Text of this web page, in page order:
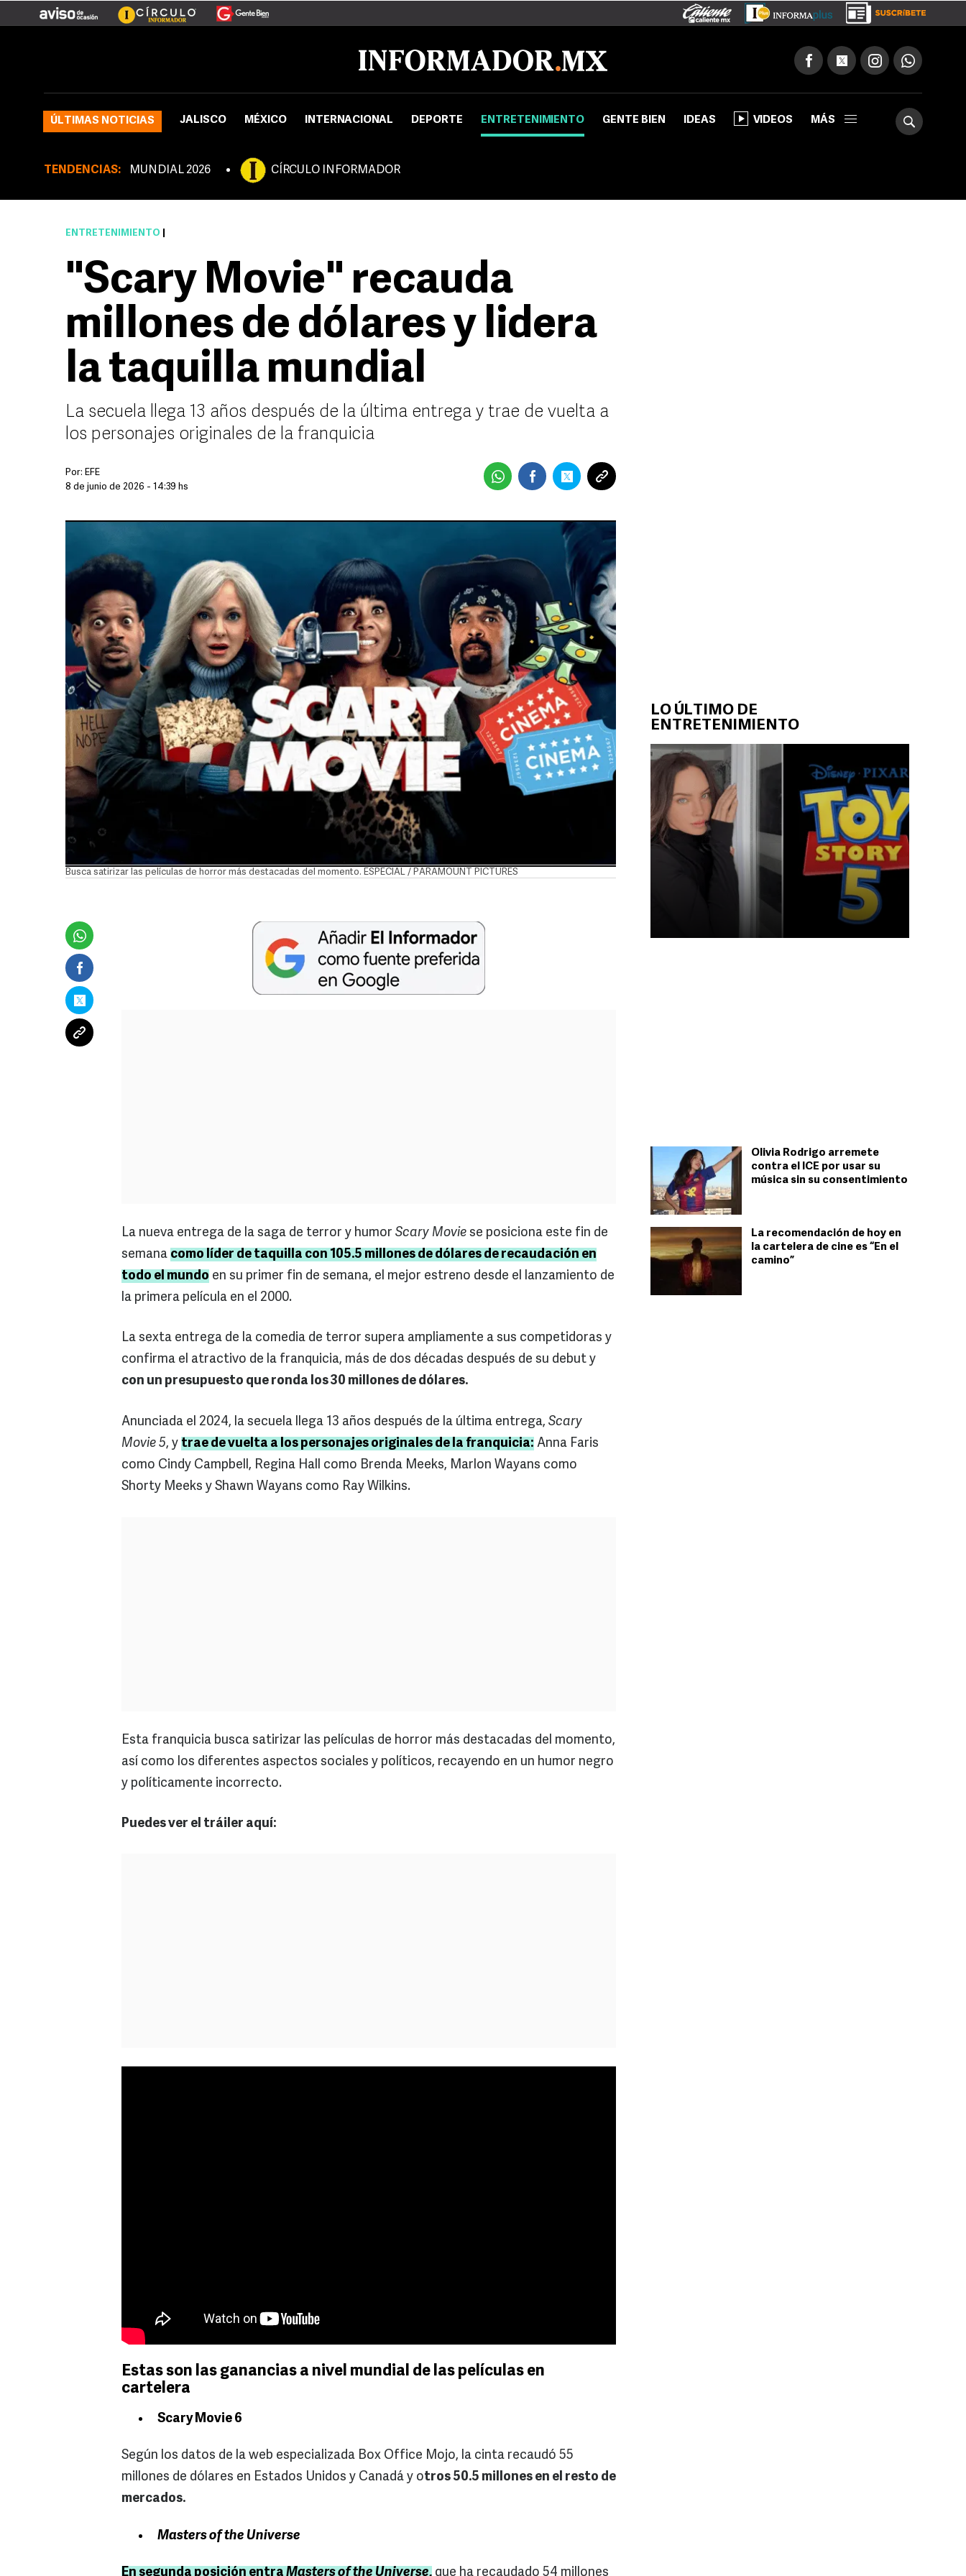
ÚLTIMAS NOTICIAS JALISCO MÉXICO INTERNACIONAL DEPORTE ENTRETENIMIENTO GENTE BIEN IDEAS VIDEOS MÁS
TENDENCIAS: MUNDIAL 2026 CÍRCULO INFORMADOR
LO ÚLTIMO DE
ENTRETENIMIENTO
Olivia Rodrigo arremete
contra el ICE por usar su
música sin su consentimiento
La recomendación de hoy en
la cartelera de cine es “En el
camino”
ENTRETENIMIENTO
"Scary Movie" recauda
millones de dólares y lidera
la taquilla mundial
La secuela llega 13 años después de la última entrega y trae de vuelta a
los personajes originales de la franquicia
Por: EFE
8 de junio de 2026 - 14:39 hs
Busca satirizar las películas de horror más destacadas del momento. ESPECIAL / PARAMOUNT PICTURES
La nueva entrega de la saga de terror y humor Scary Movie se posiciona este fin de
semana como líder de taquilla con 105.5 millones de dólares de recaudación en
todo el mundo en su primer fin de semana, el mejor estreno desde el lanzamiento de
la primera película en el 2000.
La sexta entrega de la comedia de terror supera ampliamente a sus competidoras y
confirma el atractivo de la franquicia, más de dos décadas después de su debut y
con un presupuesto que ronda los 30 millones de dólares.
Anunciada el 2024, la secuela llega 13 años después de la última entrega, Scary
Movie 5, y trae de vuelta a los personajes originales de la franquicia: Anna Faris
como Cindy Campbell, Regina Hall como Brenda Meeks, Marlon Wayans como
Shorty Meeks y Shawn Wayans como Ray Wilkins.
Esta franquicia busca satirizar las películas de horror más destacadas del momento,
así como los diferentes aspectos sociales y políticos, recayendo en un humor negro
y políticamente incorrecto.
Puedes ver el tráiler aquí:
Estas son las ganancias a nivel mundial de las películas en
cartelera
Scary Movie 6
Según los datos de la web especializada Box Office Mojo, la cinta recaudó 55
millones de dólares en Estados Unidos y Canadá y otros 50.5 millones en el resto de
mercados.
Masters of the Universe
En segunda posición entra Masters of the Universe, que ha recaudado 54 millones